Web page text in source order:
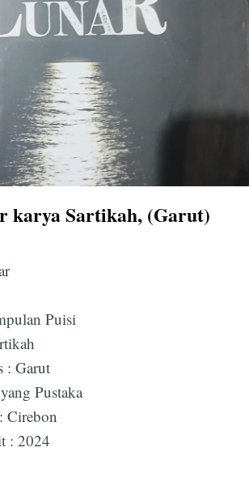
karya Sartikah, (Garut)
Puisi
: Garut
Pustaka
Cirebon
: 2024